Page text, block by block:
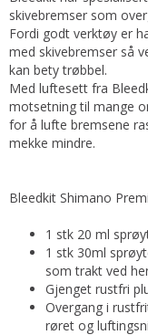
skivebremser som
Fordi godt verktøy er
med skivebremser så
kan bety trøbbel.
Med luftesett fra
motsetning til mange
for å lufte bremsene
mekke mindre.
Bleedkit Shimano
1 stk 20 ml
1 stk 30ml
som trakt ved
Gjenget rustfri
Overgang i
røret og